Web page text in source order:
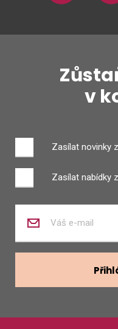
v
Zasílat novinky
Zasílat nabídky
váš
mail